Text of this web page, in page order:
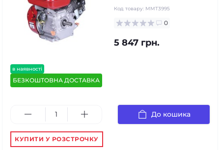
в наявності
БЕЗКОШТОВНА ДОСТАВКА
Код товару: MMT3995
0
5 847 грн.
До кошика
КУПИТИ У РОЗСТРОЧКУ